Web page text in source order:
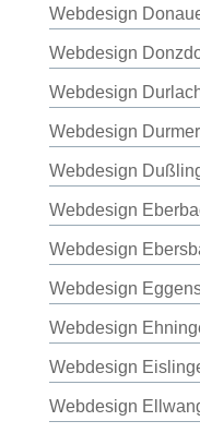
Webdesign
Webdesign
Webdesign
Webdesign
Webdesign
Webdesign
Webdesign
Webdesign
Webdesign
Webdesign
Webdesign